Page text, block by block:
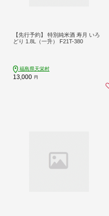
【先行予約】 特別純米酒 寿月 いろ
どり 1.8L（一升） F21T-380
福島県天栄村
13,000 円